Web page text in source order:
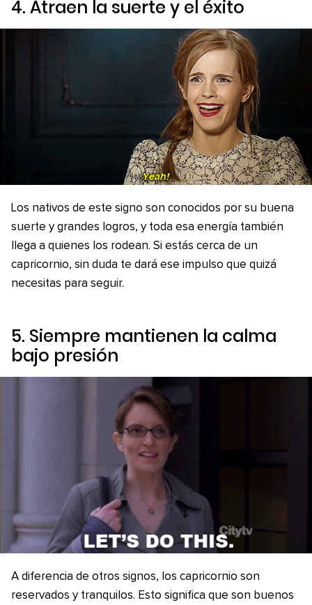
4. Atraen la suerte y el éxito
Los nativos de este signo son conocidos por su buena
suerte y grandes logros, y toda esa energía también
llega a quienes los rodean. Si estás cerca de un
capricornio, sin duda te dará ese impulso que quizá
necesitas para seguir.
5. Siempre mantienen la calma
bajo presión
A diferencia de otros signos, los capricornio son
reservados y tranquilos. Esto significa que son buenos